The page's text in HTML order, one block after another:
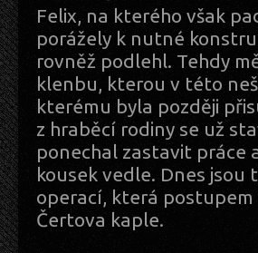
Felix, na kterého však
porážely k nutné
rovněž podlehl. Tehdy
klenbu, kterou v této
kterému byla později
z hraběcí rodiny se už
ponechal zastavit práce
kousek vedle. Dnes
operací, která
Čertova kaple.